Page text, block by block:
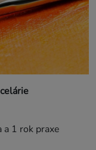
a 1 rok praxe